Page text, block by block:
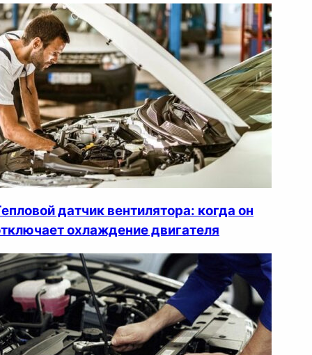
датчик вентилятора: когда он
охлаждение двигателя